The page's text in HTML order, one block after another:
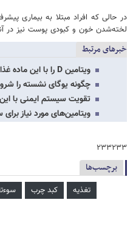
در حالی که افراد مبتلا به بیماری
لخته‌شدن خون و کبودی پوست نیز در
خبرهای مرتبط
ویتامین D را با این ماده غذایی مصرف کنید
چگونه یوگای نشسته را
تقویت سیستم ایمنی با این ۹ میوه فوق‌العاده
ویتامین‌های مورد نیاز
۲۳۳۲۳۳
برچسب‌ها
تغذیه کبد چرب